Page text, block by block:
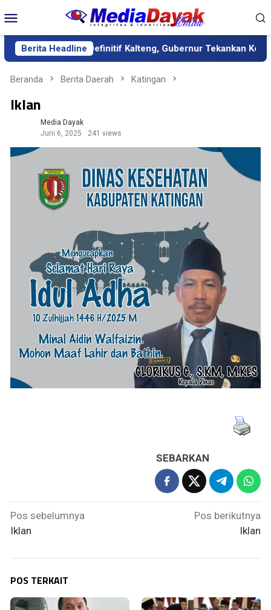
ke
kontenMobile
Berita Headline
Definitif Kalteng, Gubernur Tekankan Kerja Keras dan
Beranda Berita Daerah Katingan
Iklan
Media Dayak
Juni 6, 2025
241 views
SEBARKAN
Navigasi
pos
Pos sebelumnya
Iklan
Pos berikutnya
Iklan
POS TERKAIT